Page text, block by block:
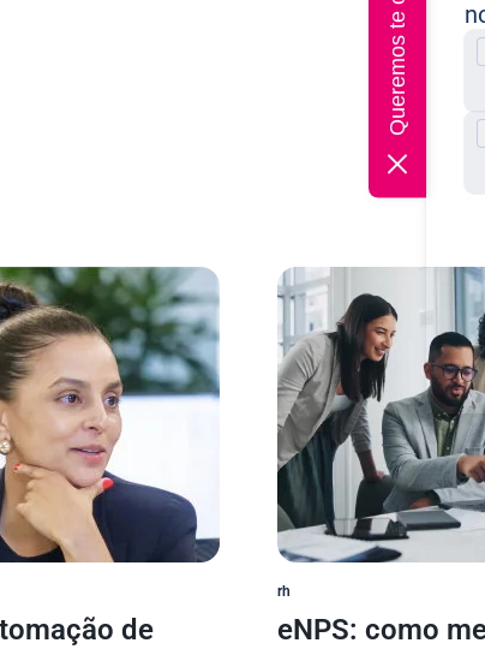
do
de
rh
eNPS: como
Queremos te ouvir!